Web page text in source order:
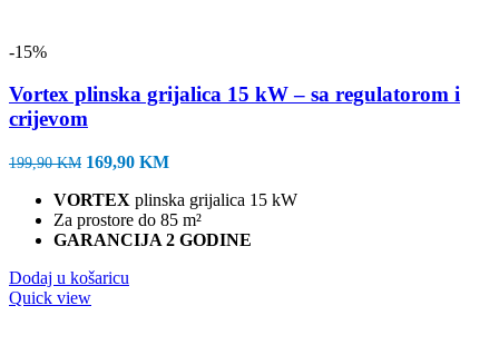
-15%
Vortex plinska grijalica 15 kW – sa regulatorom i
crijevom
199,90KM Izvorna
bila
je:
199,90 KM.
169,90 KMTrenutna
je:
169,90 KM.
VORTEX plinska grijalica 15 kW
Za prostore do 85 m²
GARANCIJA 2 GODINE
Dodaj u košaricu
Quick view